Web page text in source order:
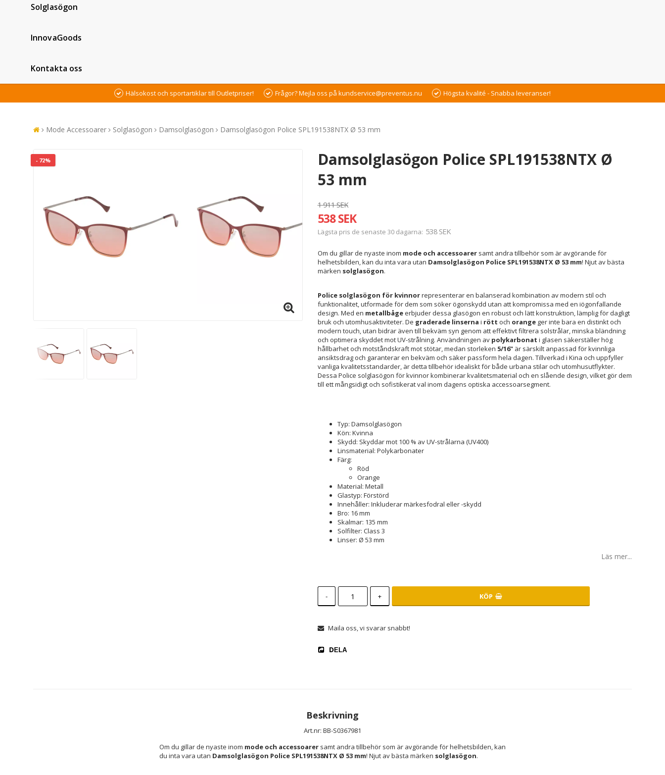
Solglasögon
InnovaGoods
Kontakta oss
Hälsokost och sportartiklar till Outletpriser! Frågor? Mejla oss på kundservice@preventus.nu Högsta kvalité - Snabba leveranser!
Mode Accessoarer Solglasögon Damsolglasögon Damsolglasögon Police SPL191538NTX Ø 53 mm
- 72%
Damsolglasögon Police SPL191538NTX Ø
53 mm
1 911 SEK
538 SEK
Lägsta pris de senaste 30 dagarna 538 SEK
Om du gillar de nyaste inom mode och accessoarersamt andra tillbehör som är avgörande för
helhetsbilden, kan du inta vara utan Damsolglasögon Police SPL191538NTX Ø 53 mm! Njut av bästa
märken solglasögon.
Police solglasögon för kvinnorrepresenterar en balanserad kombination av modern stil och
funktionalitet, utformade för dem som söker ögonskydd utan att kompromissa med en iögonfallande
design. Med en metallbågeerbjuder dessa glasögon en robust och lätt konstruktion, lämplig för dagligt
bruk och utomhusaktiviteter. De graderade linserna i rött och orangeger inte bara en distinkt och
modern touch, utan bidrar även till bekväm syn genom att effektivt filtrera solstrålar, minska bländning
och optimera skyddet mot UV-strålning. Användningen av polykarbonat i glasen säkerställer hög
hållbarhet och motståndskraft mot stötar, medan storleken 5/16"är särskilt anpassad för kvinnliga
ansiktsdrag och garanterar en bekväm och säker passform hela dagen. Tillverkad i Kina och uppfyller
vanliga kvalitetsstandarder, är detta tillbehör idealiskt för både urbana stilar och utomhusutflykter.
Dessa Police solglasögon för kvinnor kombinerar kvalitetsmaterial och en slående design, vilket gör dem
till ett mångsidigt och sofistikerat val inom dagens optiska accessoarsegment.
Typ: Damsolglasögon
Kön: Kvinna
Skydd: Skyddar mot 100 % av UV-strålarna (UV400)
Linsmaterial: Polykarbonater
Färg:
Röd
Orange
Material: Metall
Glastyp: Förstörd
Innehåller: Inkluderar märkesfodral eller -skydd
Bro: 16 mm
Skalmar: 135 mm
Solfilter: Class 3
Linser: Ø 53 mm
Läs mer...
- + KÖP
Maila oss, vi svarar snabbt!
DELA
Beskrivning
Art.nr: BB-S0367981
Om du gillar de nyaste inom mode och accessoarer samt andra tillbehör som är avgörande för helhetsbilden, kan
du inta vara utan Damsolglasögon Police SPL191538NTX Ø 53 mm! Njut av bästa märken solglasögon.